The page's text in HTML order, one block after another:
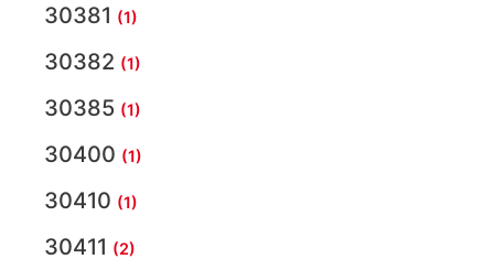
30381 (1)
30382 (1)
30385 (1)
30400 (1)
30410 (1)
30411 (2)